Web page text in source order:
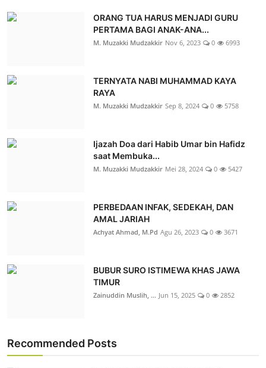
ORANG TUA HARUS MENJADI GURU
PERTAMA BAGI ANAK-ANA...
M. Muzakki Mudzakkir Nov 6, 2023 0 6993
TERNYATA NABI MUHAMMAD KAYA
RAYA
M. Muzakki Mudzakkir Sep 8, 2024 0 5758
Ijazah Doa dari Habib Umar bin Hafidz
saat Membuka...
M. Muzakki Mudzakkir Mei 28, 2024 0 5427
PERBEDAAN INFAK, SEDEKAH, DAN
AMAL JARIAH
Achyat Ahmad, M.Pd Agu 26, 2023 0 3671
BUBUR SURO ISTIMEWA KHAS JAWA
TIMUR
Zainuddin Muslih, ... Jun 15, 2025 0 2852
Recommended Posts